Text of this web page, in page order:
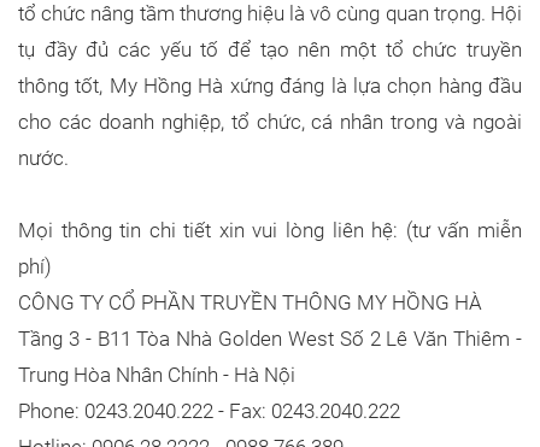
tổ chức nâng tầm thương hiệu là vô cùng quan trọng. Hội
tụ đầy đủ các yếu tố để tạo nên một tổ chức truyền
thông tốt, My Hồng Hà xứng đáng là lựa chọn hàng đầu
cho các doanh nghiệp, tổ chức, cá nhân trong và ngoài
nước.
Mọi thông tin chi tiết xin vui lòng liên hệ: (tư vấn miễn
phí)
CÔNG TY CỔ PHẦN TRUYỀN THÔNG MY HỒNG HÀ
Tầng 3 - B11 Tòa Nhà Golden West Số 2 Lê Văn Thiêm -
Trung Hòa Nhân Chính - Hà Nội
Phone: 0243.2040.222 - Fax: 0243.2040.222